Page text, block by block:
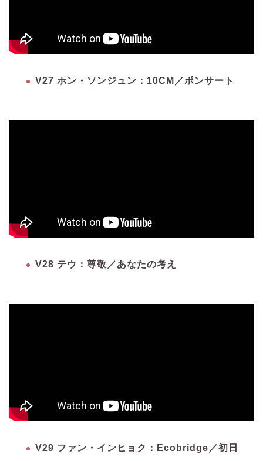
V27 ホン・ソンジュン：10CM／ポンサート
V28 テウ：尊敬／あなたの考え
V29 ファン・インヒョク：Ecobridge／初日